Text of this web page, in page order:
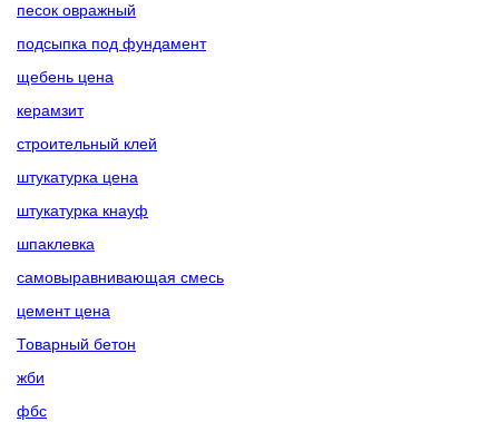
песок овражный
подсыпка под фундамент
щебень цена
керамзит
строительный клей
штукатурка цена
штукатурка кнауф
шпаклевка
самовыравнивающая смесь
цемент цена
Товарный бетон
жби
фбс